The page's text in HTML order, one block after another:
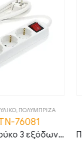
,ΠΟΛΥΜΠΡΙΖΑ
76081
Πολύμπριζο σούκο 3 εξόδων με 3 μέτρα καλώδιο διατομής 3G1.5 με διακόπτη